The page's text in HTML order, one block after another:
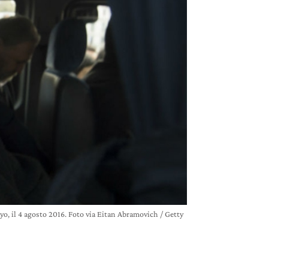
il 4 agosto 2016. Foto via Eitan Abramovich / Getty